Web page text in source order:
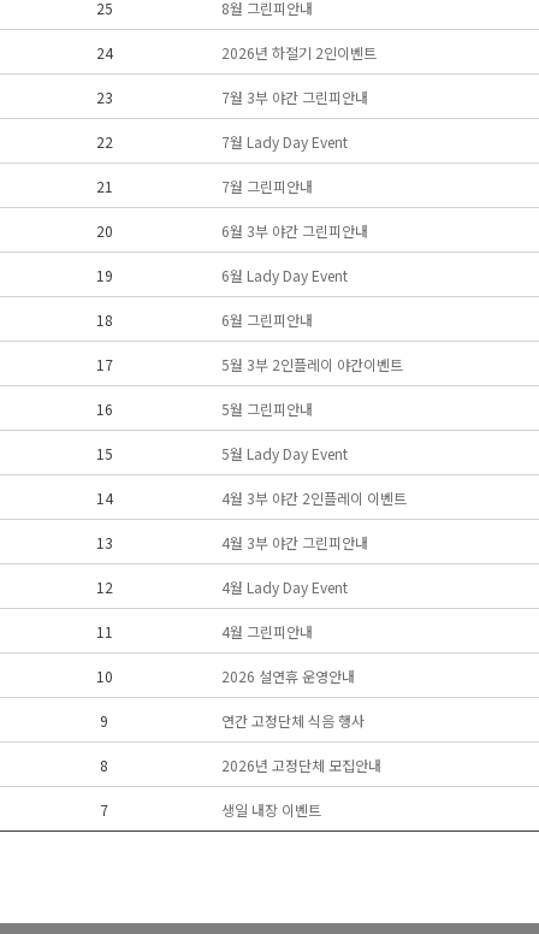
25 8월 그린피안내
24 2026년 하절기 2인이벤트
23 7월 3부 야간 그린피안내
22 7월 Lady Day Event
21 7월 그린피안내
20 6월 3부 야간 그린피안내
19 6월 Lady Day Event
18 6월 그린피안내
17 5월 3부 2인플레이 야간이벤트
16 5월 그린피안내
15 5월 Lady Day Event
14 4월 3부 야간 2인플레이 이벤트
13 4월 3부 야간 그린피안내
12 4월 Lady Day Event
11 4월 그린피안내
10 2026 설연휴 운영안내
9 연간 고정단체 식음 행사
8 2026년 고정단체 모집안내
7 생일 내장 이벤트